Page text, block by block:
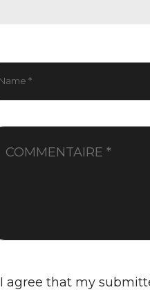
I agree that my